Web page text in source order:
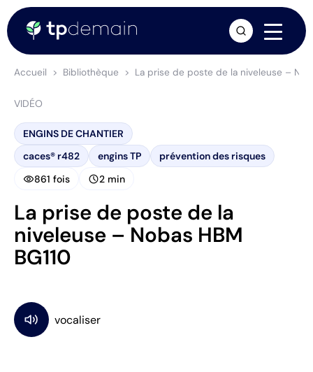
Accueil Bibliothèque La prise de poste de la niveleuse –
VIDÉO
ENGINS DE CHANTIER
caces® r482
engins TP prévention des risques
visibility861 fois schedule2 min
La prise de poste de la
niveleuse – Nobas HBM
BG110
arrow_forward